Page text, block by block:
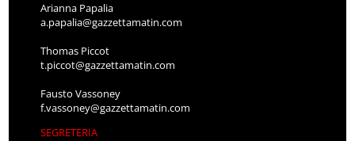
Arianna Papalia
a.papalia@gazzettamatin.com
Thomas Piccot
t.piccot@gazzettamatin.com
Fausto Vassoney
f.vassoney@gazzettamatin.com
SEGRETERIA